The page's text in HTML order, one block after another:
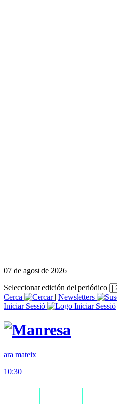
07 de agost de 2026
Seleccionar edición del periódico
Cerca
| Newsletters
Iniciar Sessió
ara mateix
10:30